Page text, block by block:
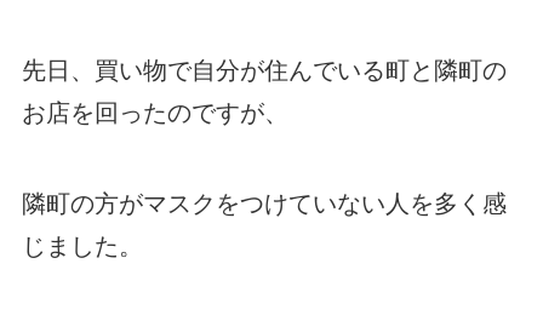
先日、買い物で自分が住んでいる町と隣町の
お店を回ったのですが、
隣町の方がマスクをつけていない人を多く感
じました。